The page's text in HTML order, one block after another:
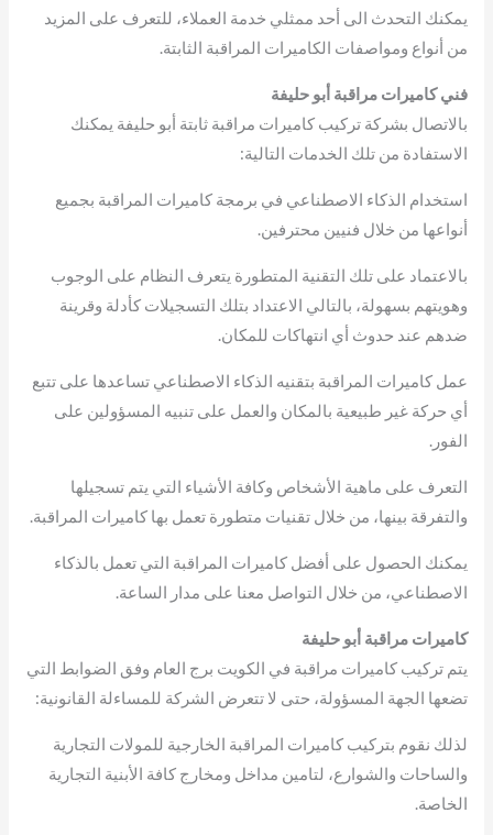
يمكنك التحدث الى أحد ممثلي خدمة العملاء، للتعرف على المزيد
من أنواع ومواصفات الكاميرات المراقبة الثابتة.
فني كاميرات مراقبة أبو حليفة
بالاتصال بشركة تركيب كاميرات مراقبة ثابتة أبو حليفة يمكنك
الاستفادة من تلك الخدمات التالية:
استخدام الذكاء الاصطناعي في برمجة كاميرات المراقبة بجميع
أنواعها من خلال فنيين محترفين.
بالاعتماد على تلك التقنية المتطورة يتعرف النظام على الوجوب
وهويتهم بسهولة، بالتالي الاعتداد بتلك التسجيلات كأدلة وقرينة
ضدهم عند حدوث أي انتهاكات للمكان.
عمل كاميرات المراقبة بتقنيه الذكاء الاصطناعي تساعدها على تتبع
أي حركة غير طبيعية بالمكان والعمل على تنبيه المسؤولين على
الفور.
التعرف على ماهية الأشخاص وكافة الأشياء التي يتم تسجيلها
والتفرقة بينها، من خلال تقنيات متطورة تعمل بها كاميرات المراقبة.
يمكنك الحصول على أفضل كاميرات المراقبة التي تعمل بالذكاء
الاصطناعي، من خلال التواصل معنا على مدار الساعة.
كاميرات مراقبة أبو حليفة
يتم تركيب كاميرات مراقبة في الكويت برج العام وفق الضوابط التي
تضعها الجهة المسؤولة، حتى لا تتعرض الشركة للمساءلة القانونية:
لذلك نقوم بتركيب كاميرات المراقبة الخارجية للمولات التجارية
والساحات والشوارع، لتامين مداخل ومخارج كافة الأبنية التجارية
الخاصة.